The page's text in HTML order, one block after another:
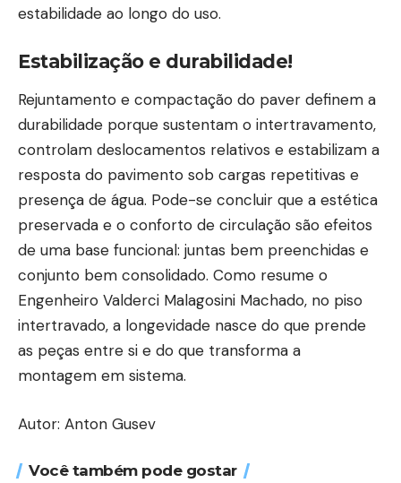
estabilidade ao longo do uso.
Estabilização e durabilidade!
Rejuntamento e compactação do paver definem a
durabilidade porque sustentam o intertravamento,
controlam deslocamentos relativos e estabilizam a
resposta do pavimento sob cargas repetitivas e
presença de água. Pode-se concluir que a estética
preservada e o conforto de circulação são efeitos
de uma base funcional: juntas bem preenchidas e
conjunto bem consolidado. Como resume o
Engenheiro Valderci Malagosini Machado, no piso
intertravado, a longevidade nasce do que prende
as peças entre si e do que transforma a
montagem em sistema.
Autor: Anton Gusev
Você também pode gostar